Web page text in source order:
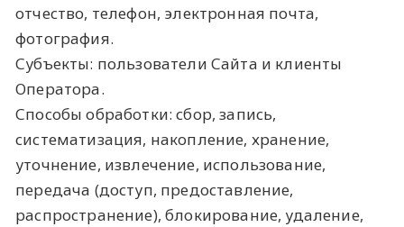
отчество, телефон, электронная почта,
фотография.
Субъекты: пользователи Сайта и клиенты
Оператора.
Способы обработки: сбор, запись,
систематизация, накопление, хранение,
уточнение, извлечение, использование,
передача (доступ, предоставление,
распространение), блокирование, удаление,